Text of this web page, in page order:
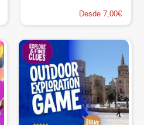
Desde 7,00€